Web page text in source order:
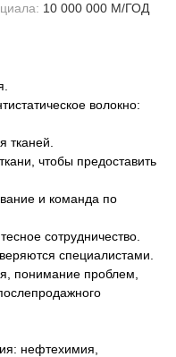
10 000 000 М/ГОД
волокно:
тканей.
чтобы предоставить
и команда по
сотрудничество.
специалистами.
понимание проблем,
нефтехимия,